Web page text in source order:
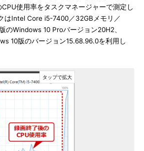
使用率をタスクマネージャーで測定し
はIntel Core i5-7400／32GBメモリ／
のWindows 10 Proバージョン20H2、
10版のバージョン15.68.96.0を利用し